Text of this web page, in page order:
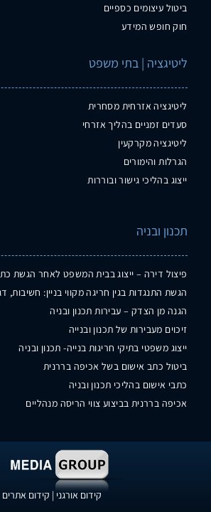
ביטול עיצומים כספיים
חוק חופש המידע
ליטיגציה | בתי משפט
ליטיגציה אזרחית מסחרית
סעדים זמניים בהליך אזרחי
ליטיגציה מקרקעין
הגרלות והימורים
ייצוג בהליכי גישור ובוררות
תכנון ובניה
פיצול דירה – ייצוג בבית המשפט לאחר הגשת
הגשת התנגדות בגין חריגה מקווי בניין: חשיבות,
הגנה מן הצדק – עבירות תכנון ובניה
זיכוים מעבירות של תכנון ובנייה
ייצוג משפטי בתיקי חריגות בנייה- תכנון ובניה
ביטול כתב אישום בשל אכיפה בררנית
כתבי אישום בהליכי תכנון ובניה
אכיפה בררנית בביצוע צווי הריסה מנהליים
קידום אורגני | קידום אתרים